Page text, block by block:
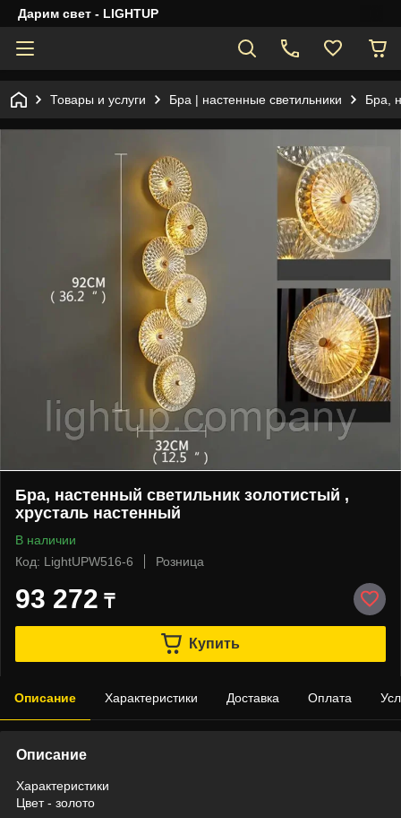
Дарим свет - LIGHTUP
Товары и услуги Бра | настенные светильники Бра,
Бра, настенный светильник золотистый ,
хрусталь настенный
В наличии
Код: LightUPW516-6
Розница
93 272 ₸
Купить
Описание Характеристики Доставка Оплата
Описание
Характеристики
Цвет - золото